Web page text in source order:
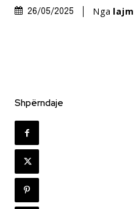
26/05/2025 Nga lajm
Shpërndaje